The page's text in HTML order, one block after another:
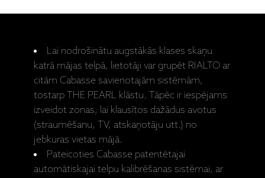
Lai nodrošinātu augstākās klases skaņu
katrā mājas telpā, lietotāji var grupēt RIALTO ar
citām Cabasse savienotajām sistēmām,
tostarp THE PEARL klāstu. Tāpēc ir iespējams
izveidot zonas, lai klausītos dažādus avotus
(straumēšanu, TV, atskaņotāju utt.) no
jebkuras vietas mājā.
Pateicoties Cabasse patentētajai
automātiskajai telpu kalibrēšanas sistēmai, ar